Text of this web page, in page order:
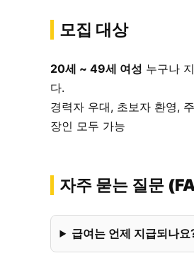
모집 대상
20세 ~ 49세 여성 누구나
다.
경력자 우대, 초보자 환영, 주
장인 모두 가능
자주 묻는 질문
급여는 언제 지급되나요